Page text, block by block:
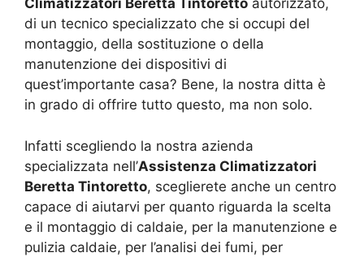
Climatizzatori Beretta Tintoretto autorizzato,
di un tecnico specializzato che si occupi del
montaggio, della sostituzione o della
manutenzione dei dispositivi di
quest’importante casa? Bene, la nostra ditta è
in grado di offrire tutto questo, ma non solo.
Infatti scegliendo la nostra azienda
specializzata nell’Assistenza Climatizzatori
Beretta Tintoretto, sceglierete anche un centro
capace di aiutarvi per quanto riguarda la scelta
e il montaggio di caldaie, per la manutenzione e
pulizia caldaie, per l’analisi dei fumi, per